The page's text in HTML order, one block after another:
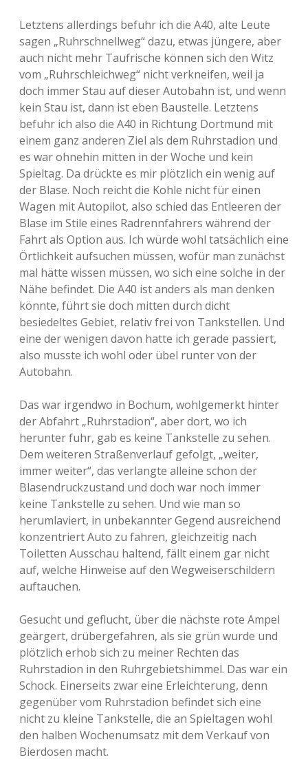
Letztens allerdings befuhr ich die A40, alte Leute
sagen „Ruhrschnellweg“ dazu, etwas jüngere, aber
auch nicht mehr Taufrische können sich den Witz
vom „Ruhrschleichweg“ nicht verkneifen, weil ja
doch immer Stau auf dieser Autobahn ist, und wenn
kein Stau ist, dann ist eben Baustelle. Letztens
befuhr ich also die A40 in Richtung Dortmund mit
einem ganz anderen Ziel als dem Ruhrstadion und
es war ohnehin mitten in der Woche und kein
Spieltag. Da drückte es mir plötzlich ein wenig auf
der Blase. Noch reicht die Kohle nicht für einen
Wagen mit Autopilot, also schied das Entleeren der
Blase im Stile eines Radrennfahrers während der
Fahrt als Option aus. Ich würde wohl tatsächlich eine
Örtlichkeit aufsuchen müssen, wofür man zunächst
mal hätte wissen müssen, wo sich eine solche in der
Nähe befindet. Die A40 ist anders als man denken
könnte, führt sie doch mitten durch dicht
besiedeltes Gebiet, relativ frei von Tankstellen. Und
eine der wenigen davon hatte ich gerade passiert,
also musste ich wohl oder übel runter von der
Autobahn.
Das war irgendwo in Bochum, wohlgemerkt hinter
der Abfahrt „Ruhrstadion“, aber dort, wo ich
herunter fuhr, gab es keine Tankstelle zu sehen.
Dem weiteren Straßenverlauf gefolgt, „weiter,
immer weiter“, das verlangte alleine schon der
Blasendruckzustand und doch war noch immer
keine Tankstelle zu sehen. Und wie man so
herumlaviert, in unbekannter Gegend ausreichend
konzentriert Auto zu fahren, gleichzeitig nach
Toiletten Ausschau haltend, fällt einem gar nicht
auf, welche Hinweise auf den Wegweiserschildern
auftauchen.
Gesucht und geflucht, über die nächste rote Ampel
geärgert, drübergefahren, als sie grün wurde und
plötzlich erhob sich zu meiner Rechten das
Ruhrstadion in den Ruhrgebietshimmel. Das war ein
Schock. Einerseits zwar eine Erleichterung, denn
gegenüber vom Ruhrstadion befindet sich eine
nicht zu kleine Tankstelle, die an Spieltagen wohl
den halben Wochenumsatz mit dem Verkauf von
Bierdosen macht.